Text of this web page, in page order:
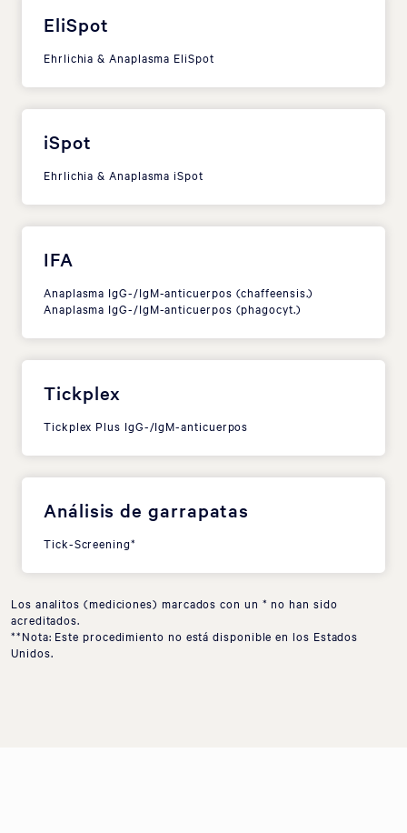
EliSpot
Ehrlichia & Anaplasma EliSpot
iSpot
Ehrlichia & Anaplasma iSpot
IFA
Anaplasma IgG-/IgM-anticuerpos (chaffeensis.)
Anaplasma IgG-/IgM-anticuerpos (phagocyt.)
Tickplex
Tickplex Plus IgG-/IgM-anticuerpos
Análisis de garrapatas
Tick-Screening*
Los analitos (mediciones) marcados con un * no han sido
acreditados.
**Nota: Este procedimiento no está disponible en los Estados
Unidos.